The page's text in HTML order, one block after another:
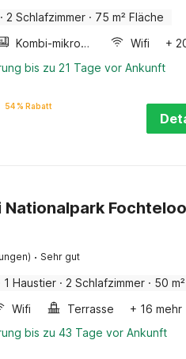
· 2 Schlafzimmer · 75 m² Fläche
Kombi-mikrowelle Wifi
+
bis zu 21 Tage vor Ankunft
54 % Rabatt
Nationalpark Fochteloo
· Sehr gut
1 Haustier · 2 Schlafzimmer · 50
Wifi Terrasse
+ 16 mehr
bis zu 43 Tage vor Ankunft